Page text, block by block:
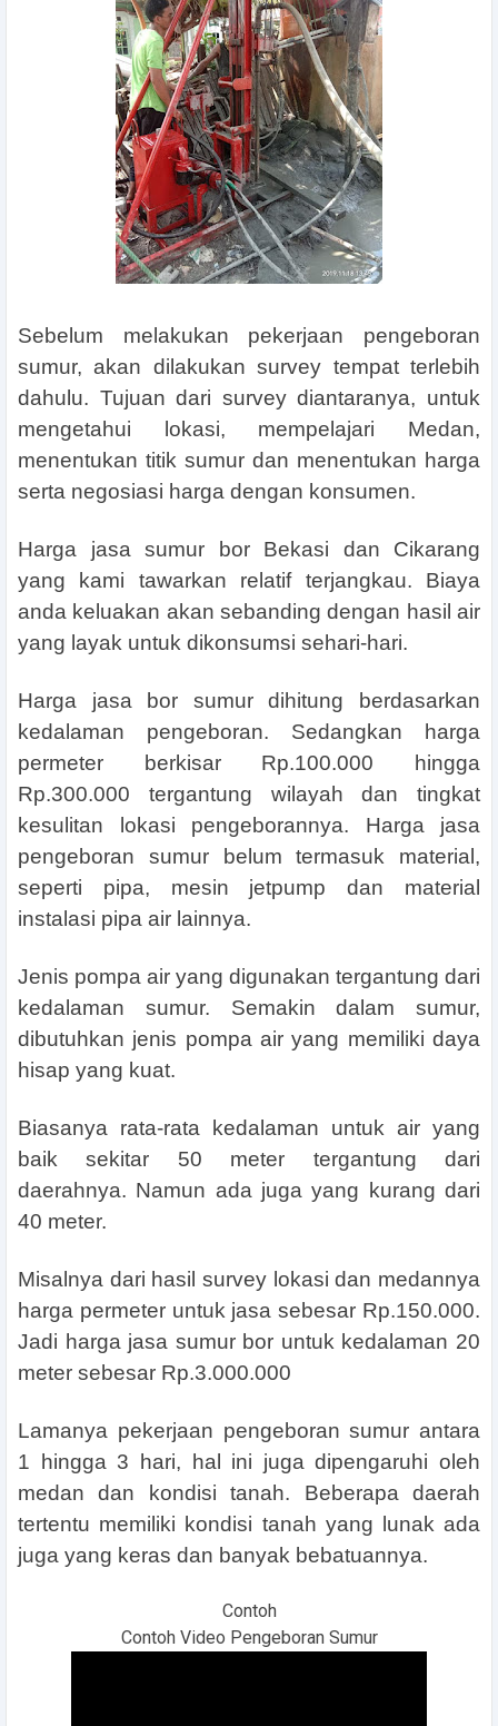
Sebelum melakukan pekerjaan pengeboran
sumur, akan dilakukan survey tempat terlebih
dahulu. Tujuan dari survey diantaranya, untuk
mengetahui lokasi, mempelajari Medan,
menentukan titik sumur dan menentukan harga
serta negosiasi harga dengan konsumen.
Harga jasa sumur bor Bekasi dan Cikarang
yang kami tawarkan relatif terjangkau. Biaya
anda keluakan akan sebanding dengan hasil air
yang layak untuk dikonsumsi sehari-hari.
Harga jasa bor sumur dihitung berdasarkan
kedalaman pengeboran. Sedangkan harga
permeter berkisar Rp.100.000 hingga
Rp.300.000 tergantung wilayah dan tingkat
kesulitan lokasi pengeborannya. Harga jasa
pengeboran sumur belum termasuk material,
seperti pipa, mesin jetpump dan material
instalasi pipa air lainnya.
Jenis pompa air yang digunakan tergantung dari
kedalaman sumur. Semakin dalam sumur,
dibutuhkan jenis pompa air yang memiliki daya
hisap yang kuat.
Biasanya rata-rata kedalaman untuk air yang
baik sekitar 50 meter tergantung dari
daerahnya. Namun ada juga yang kurang dari
40 meter.
Misalnya dari hasil survey lokasi dan medannya
harga permeter untuk jasa sebesar Rp.150.000.
Jadi harga jasa sumur bor untuk kedalaman 20
meter sebesar Rp.3.000.000
Lamanya pekerjaan pengeboran sumur antara
1 hingga 3 hari, hal ini juga dipengaruhi oleh
medan dan kondisi tanah. Beberapa daerah
tertentu memiliki kondisi tanah yang lunak ada
juga yang keras dan banyak bebatuannya.
Contoh
Contoh Video Pengeboran Sumur